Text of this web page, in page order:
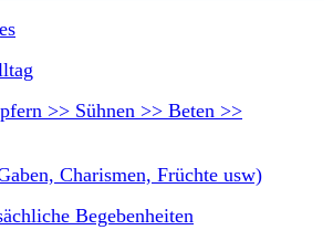
>> Sühnen >> Beten >>
Charismen, Früchte usw)
Begebenheiten